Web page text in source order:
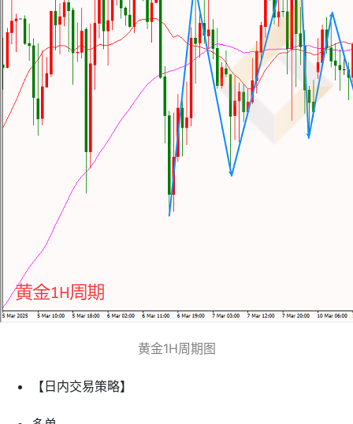
黄金1H周期图
【日内交易策略】